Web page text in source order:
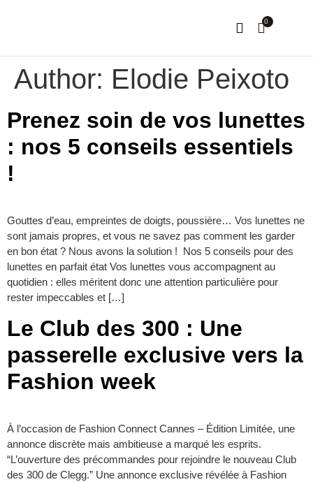
0
Author: Elodie Peixoto
Prenez soin de vos lunettes
: nos 5 conseils essentiels
!
Gouttes d’eau, empreintes de doigts, poussière… Vos lunettes ne
sont jamais propres, et vous ne savez pas comment les garder
en bon état ? Nous avons la solution ! Nos 5 conseils pour des
lunettes en parfait état Vos lunettes vous accompagnent au
quotidien : elles méritent donc une attention particulière pour
rester impeccables et […]
Le Club des 300 : Une
passerelle exclusive vers la
Fashion week
À l’occasion de Fashion Connect Cannes – Édition Limitée, une
annonce discrète mais ambitieuse a marqué les esprits.
“L’ouverture des précommandes pour rejoindre le nouveau Club
des 300 de Clegg.” Une annonce exclusive révélée à Fashion